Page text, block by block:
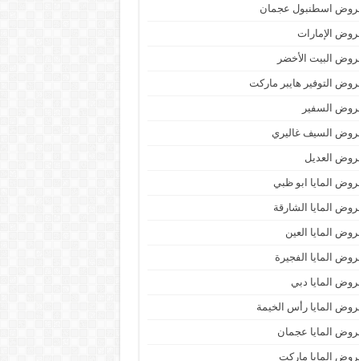
اسطنبول عجمان
الإمارات
البيت الأخضر
التوفير هايبر ماركت
السفير
السيف غاليري
العديل
المايا ابو ظبي
المايا الشارقة
المايا العين
المايا الفجيرة
المايا دبي
المايا رأس الخيمة
المايا عجمان
المايا ماركت